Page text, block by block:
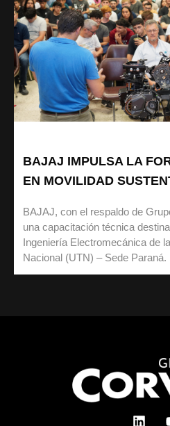
BAJAJ IMPULSA LA
EN MOVILIDAD
BAJAJ, con el respaldo de
una capacitación técnica
Ingeniería Electromecánica de
Nacional (UTN) – Sede Paraná.